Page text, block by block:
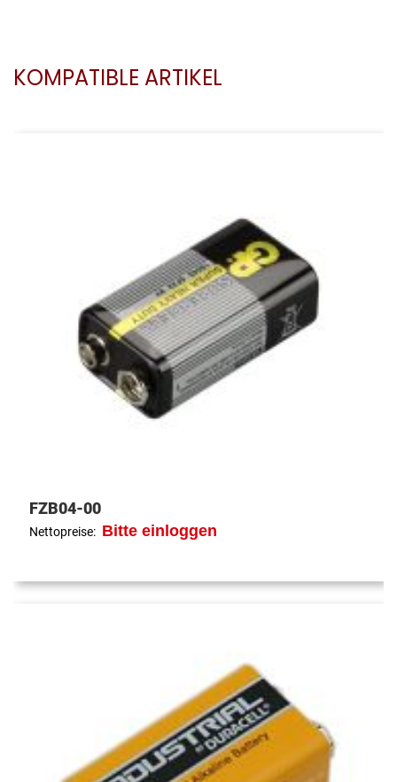
KOMPATIBLE ARTIKEL
FZB04-00
Nettopreise: Bitte einloggen